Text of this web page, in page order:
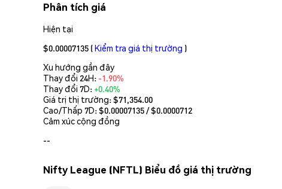
Phân tích giá
Hiện tại
$0.00007135 (Kiểm tra giá thị trường )
Xu hướng gần đây
Thay đổi 24H: -1.90%
Thay đổi 7D:+0.40%
Giá trị thị trường:$71,354.00
Cao/Thấp 7D: $0.00007135/ $0.0000712
Cảm xúc cộng đồng
--
Nifty League (NFTL) Biểu đồ giá thị trường